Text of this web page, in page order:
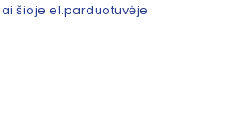
šioje el.parduotuvėje